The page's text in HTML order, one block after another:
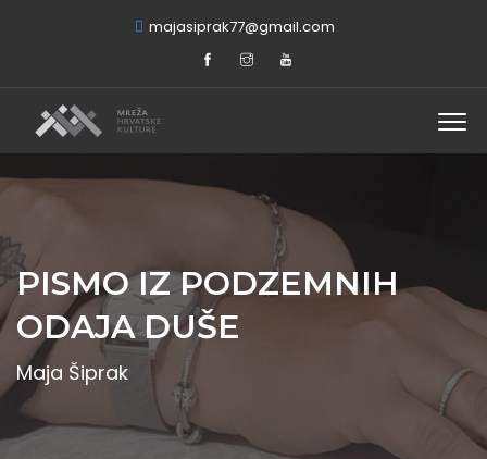
majasiprak77@gmail.com
PISMO IZ PODZEMNIH
ODAJA DUŠE
Maja Šiprak